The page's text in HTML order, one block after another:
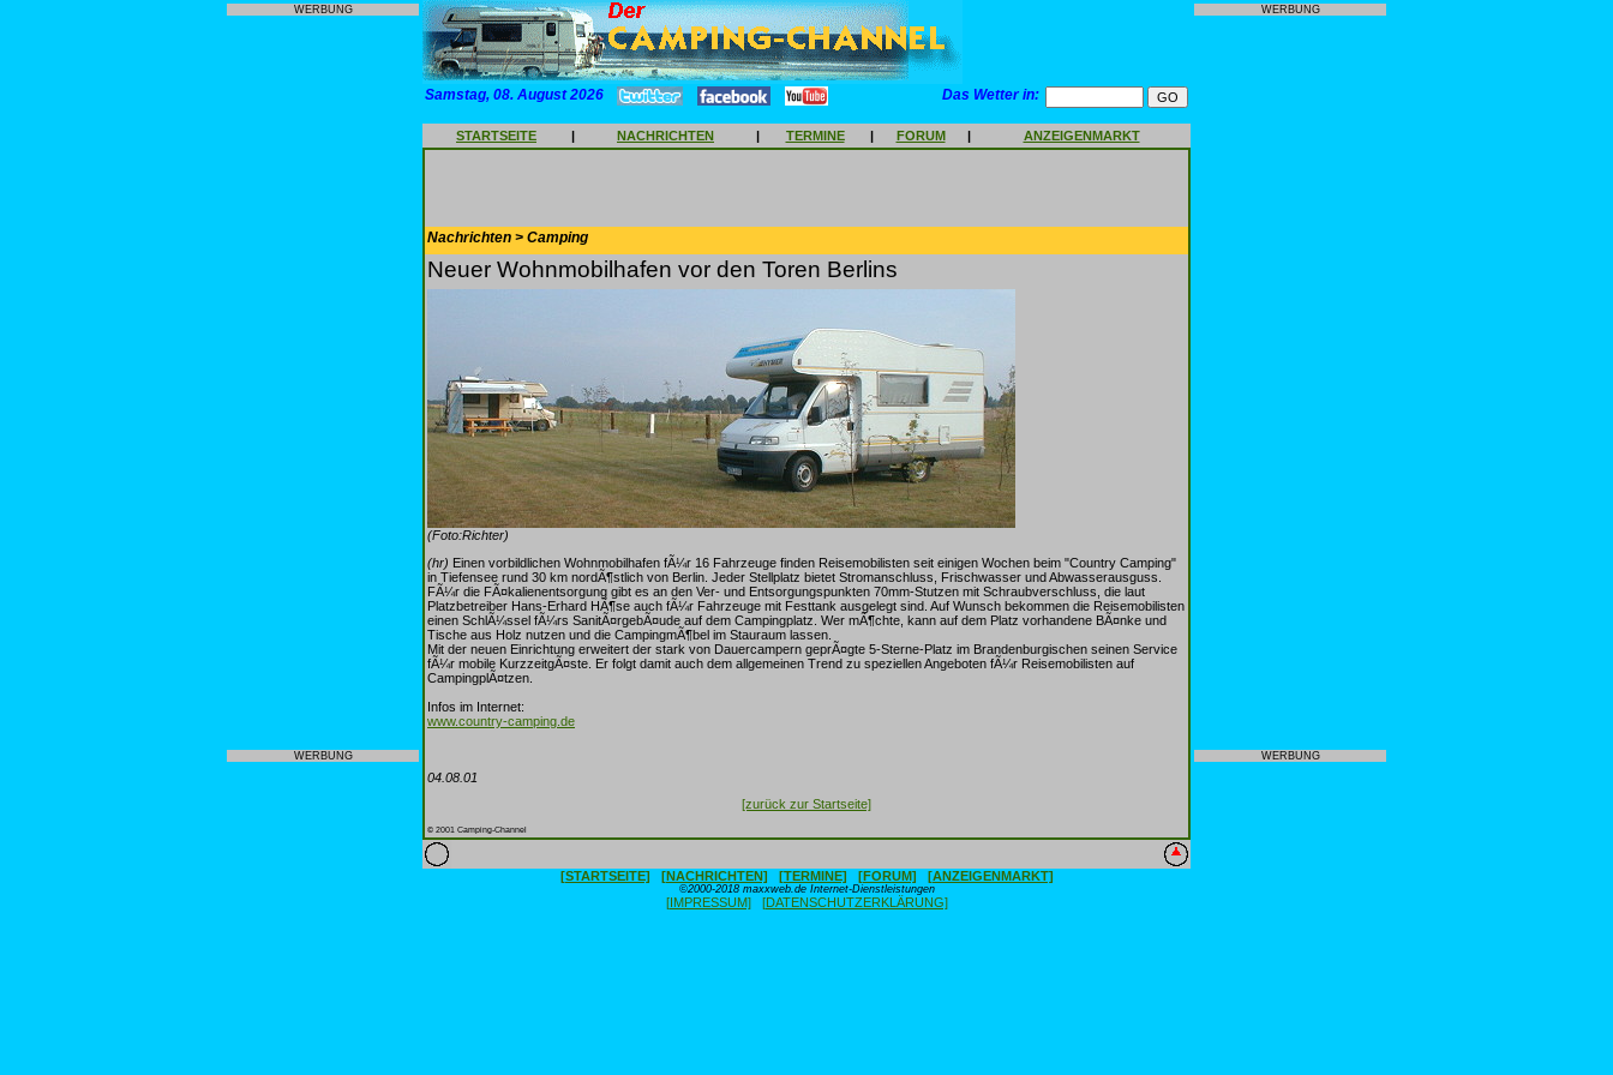
WERBUNG
WERBUNG
Samstag, 08. August 2026 Das Wetter in:
STARTSEITE | NACHRICHTEN | TERMINE | FORUM | ANZEIGENMARKT
Nachrichten > Camping
Neuer Wohnmobilhafen vor den Toren Berlins
(Foto:Richter)
(hr) Einen vorbildlichen Wohnmobilhafen fÃ¼r 16 Fahrzeuge finden Reisemobilisten seit einigen Wochen beim "Country Camping"
in Tiefensee rund 30 km nordÃ¶stlich von Berlin. Jeder Stellplatz bietet Stromanschluss, Frischwasser und Abwasserausguss.
FÃ¼r die FÃ¤kalienentsorgung gibt es an den Ver- und Entsorgungspunkten 70mm-Stutzen mit Schraubverschluss, die laut
Platzbetreiber Hans-Erhard HÃ¶se auch fÃ¼r Fahrzeuge mit Festtank ausgelegt sind. Auf Wunsch bekommen die Reisemobilisten
einen SchlÃ¼ssel fÃ¼rs SanitÃ¤rgebÃ¤ude auf dem Campingplatz. Wer mÃ¶chte, kann auf dem Platz vorhandene BÃ¤nke und
Tische aus Holz nutzen und die CampingmÃ¶bel im Stauraum lassen.
Mit der neuen Einrichtung erweitert der stark von Dauercampern geprÃ¤gte 5-Sterne-Platz im Brandenburgischen seinen Service
fÃ¼r mobile KurzzeitgÃ¤ste. Er folgt damit auch dem allgemeinen Trend zu speziellen Angeboten fÃ¼r Reisemobilisten auf
CampingplÃ¤tzen.
Infos im Internet:
www.country-camping.de
04.08.01
[zurück zur Startseite]
© 2001 Camping-Channel
[STARTSEITE] [NACHRICHTEN] [TERMINE] [FORUM] [ANZEIGENMARKT]
©2000-2018 maxxweb.de Internet-Dienstleistungen
[IMPRESSUM] [DATENSCHUTZERKLÄRUNG]
WERBUNG
WERBUNG